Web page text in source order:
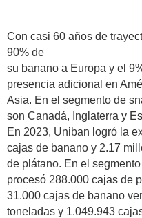
Con casi 60 años de
90% de
su banano a Europa y el
presencia adicional en
Asia. En el segmento de
son Canadá, Inglaterra y
En 2023, Uniban logró la
cajas de banano y 2.17
de plátano. En el
procesó 288.000 cajas de
31.000 cajas de banano
toneladas y 1.049.943